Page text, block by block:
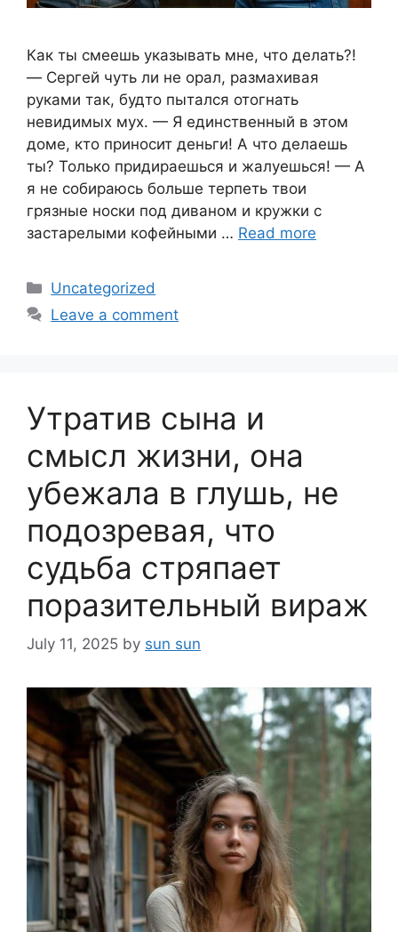
Как ты смеешь указывать мне, что делать?!
— Сергей чуть ли не орал, размахивая
руками так, будто пытался отогнать
невидимых мух. — Я единственный в этом
доме, кто приносит деньги! А что делаешь
ты? Только придираешься и жалуешься! — А
я не собираюсь больше терпеть твои
грязные носки под диваном и кружки с
застарелыми кофейными … Read more
Categories
Uncategorized
Leave a comment
Утратив сына и
смысл жизни, она
убежала в глушь, не
подозревая, что
судьба стряпает
поразительный вираж
July 11, 2025 by sun sun